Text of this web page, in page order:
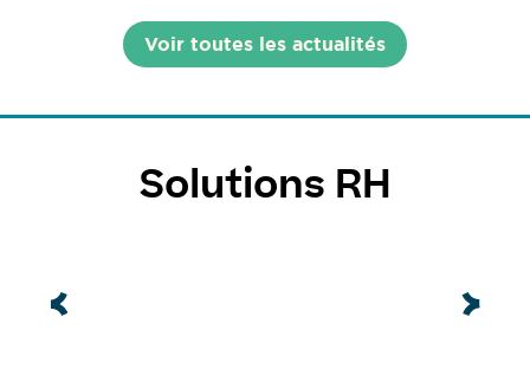
Voir toutes les actualités
Solutions RH